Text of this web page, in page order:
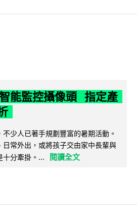
能監控攝像頭 指定產
少人已著手規劃豐富的暑期活動。
常外出，或將孩子交由家中長輩與
十分牽掛。...
閱讀全文